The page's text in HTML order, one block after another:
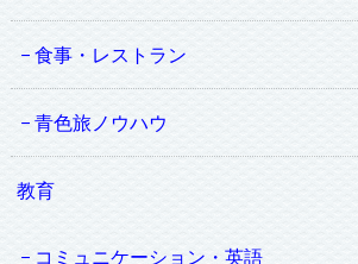
食事・レストラン
青色旅ノウハウ
教育
コミュニケーション・英語